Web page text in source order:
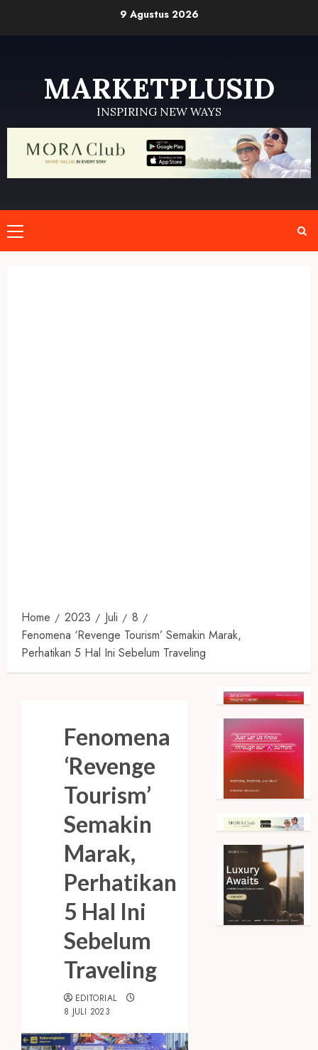
9 Agustus 2026
MARKETPLUSID
INSPIRING NEW WAYS
Primary
Menu
Home 2023 Juli
8
Fenomena ‘Revenge Tourism’ Semakin Marak,
Perhatikan 5 Hal Ini Sebelum Traveling
Fenomena
‘Revenge
Tourism’
Semakin
Marak,
Perhatikan
5 Hal Ini
Sebelum
Traveling
EDITORIAL
8 JULI 2023